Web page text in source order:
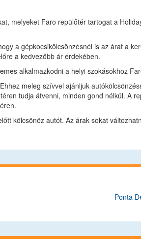
melyeket Faro repülőtér tartogat a
a gépkocsikölcsönzésnél is az árat a
a kedvezőbb ár érdekében.
alkalmazkodni a helyi szokásokhoz
meleg szívvel ajánljuk
tudja átvenni, minden gond nélkül. A
kölcsönöz autót. Az árak sokat
Ponta